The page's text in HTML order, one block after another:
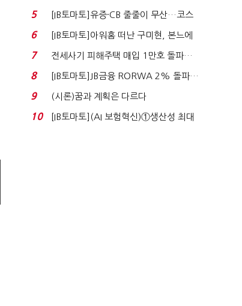
비 0.2% 감소...
5
[IB토마토]유증·CB 줄줄이 무산…코스
닥 벌점 급증에 ...
6
[IB토마토]아워홈 떠난 구미현, 본느에
340억 베팅…가...
7
전세사기 피해주택 매입 1만호 돌파…
누적 피해자 4만2...
8
[IB토마토]JB금융 RORWA 2% 돌파…
실적 견인은 은행 ...
9 (시론)꿈과 계획은 다르다
10
[IB토마토](AI 보험혁신)①생산성 최대